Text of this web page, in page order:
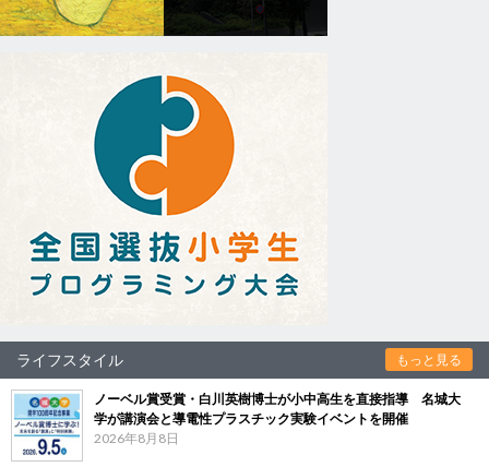
ライフスタイル もっと見る
ノーベル賞受賞・白川英樹博士が小中高生を直接指導 名城大
学が講演会と導電性プラスチック実験イベントを開催
2026年8月8日